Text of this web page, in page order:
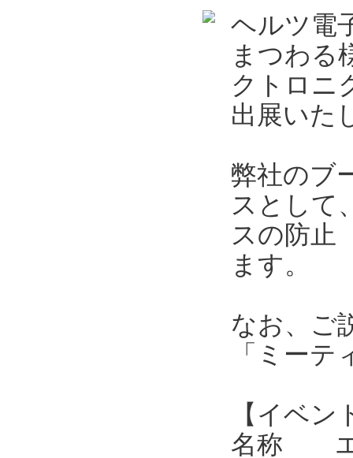
ヘルツ電
まつわる
クトロニ
出展いた
弊社のブ
スとして
スの防止
ます。
なお、ご
「ミー
【イベン
名称 エ